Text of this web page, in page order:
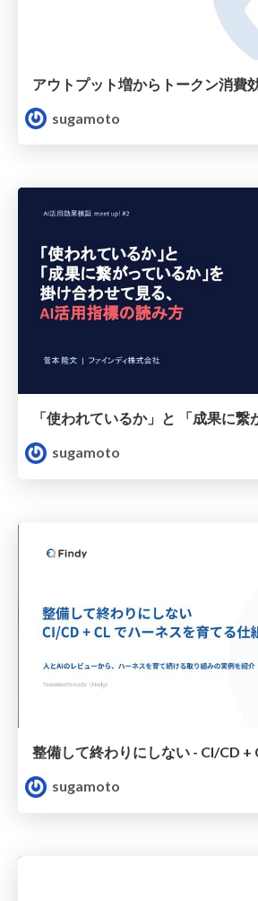
sugamoto
sugamoto
sugamoto